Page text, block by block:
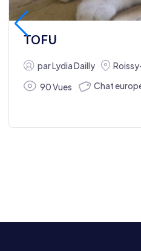
TOFU
parLydia Dailly
90 Vues
Chat